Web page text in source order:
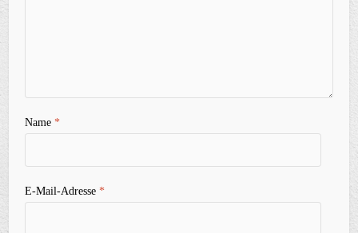
Name*
E-Mail-Adresse*